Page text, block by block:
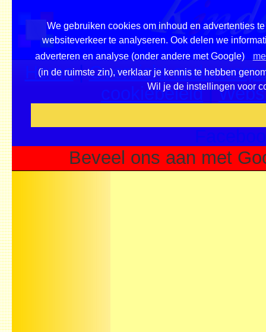
We gebruiken cookies om inhoud en advertenties
websiteverkeer te analyseren. Ook delen we
adverteren en analyse (onder andere met Google)
(in de ruimste zin), verklaar je kennis te hebben
Wil je de instellingen voor
Home|Overzicht
cookiebeleid|
Beveel ons aan met